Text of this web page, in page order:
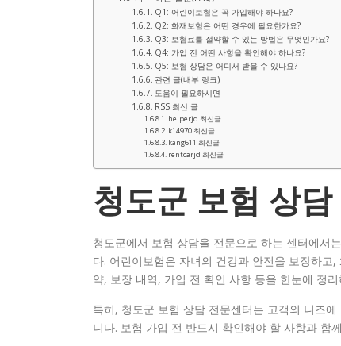
Q1: 어린이보험은 꼭 가입해야 하나요?
Q2: 화재보험은 어떤 경우에 필요한가요?
Q3: 보험료를 절약할 수 있는 방법은 무엇인가요?
Q4: 가입 전 어떤 사항을 확인해야 하나요?
Q5: 보험 상담은 어디서 받을 수 있나요?
관련 글(내부 링크)
도움이 필요하시면
RSS 최신 글
helperjd 최신글
k14970 최신글
kang611 최신글
rentcarjd 최신글
청도군 보험 상담
청도군에서 보험 상담을 전문으로 하는 센터에서
다. 어린이보험은 자녀의 건강과 안전을 보장하
약, 보장 내역, 가입 전 확인 사항 등을 한눈에 정
특히, 청도군 보험 상담 전문센터는 고객의 니즈
니다. 보험 가입 전 반드시 확인해야 할 사항과 함